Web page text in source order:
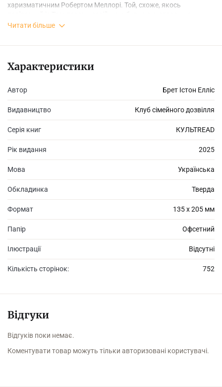
харизматичним Робертом Меллорі. Той, схоже, якось
відлуння злочинів якого торкається рафінованого життя
розлетиться на друзки.
Читати більше
Характеристики
Автор Брет Істон Елліс
Видавництво Клуб сімейного дозвілля
Серія книг КУЛЬТREAD
Рік видання 2025
Мова Українська
Обкладинка Тверда
Формат 135 х 205 мм
Папір Офсетний
Ілюстрації Відсутні
Кількість сторінок: 752
Відгуки
Відгуків поки немає.
Коментувати товар можуть тільки авторизовані користувачі.